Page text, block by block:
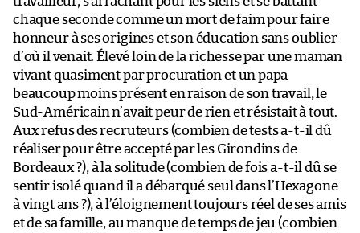
chaque seconde comme un mort de faim pour faire
honneur à ses origines et son éducation sans oublier
d’où il venait. Élevé loin de la richesse par une maman
vivant quasiment par procuration et un papa
beaucoup moins présent en raison de son travail, le
Sud-Américain n’avait peur de rien et résistait à tout.
Aux refus des recruteurs (combien de tests a-t-il dû
réaliser pour être accepté par les Girondins de
Bordeaux ?), à la solitude (combien de fois a-t-il dû se
sentir isolé quand il a débarqué seul dans l’Hexagone
à vingt ans ?), à l’éloignement toujours réel de ses amis
et de sa famille, au manque de temps de jeu (combien